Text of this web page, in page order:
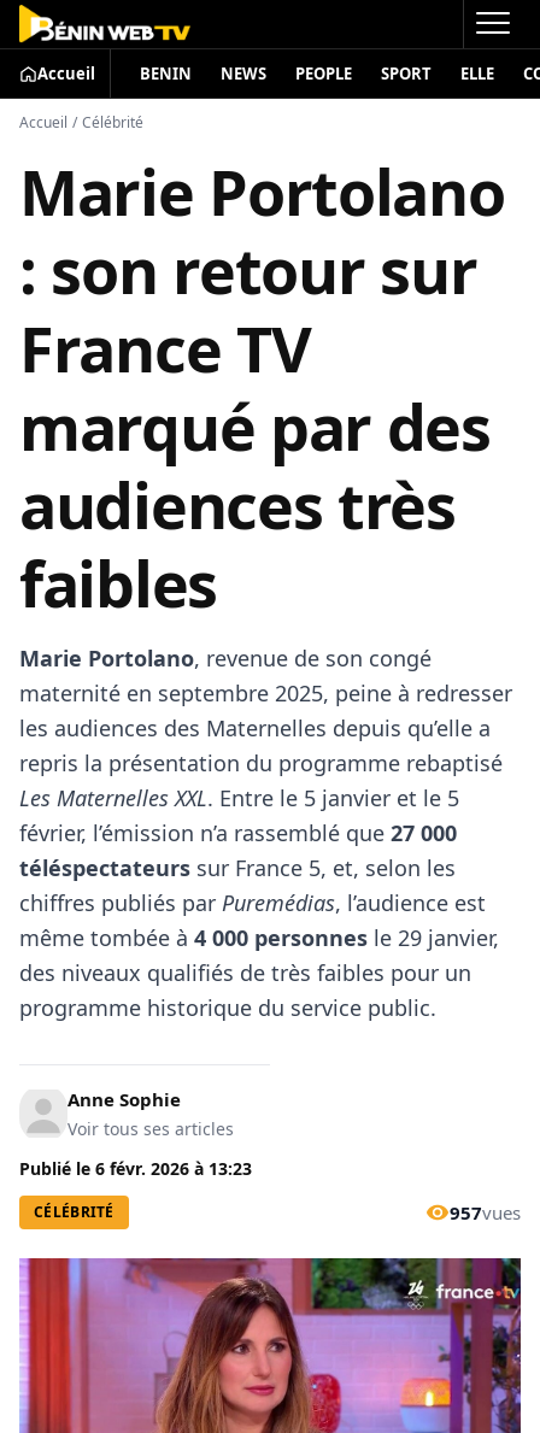
Accueil BENIN NEWS PEOPLE SPORT ELLE
Accueil / Célébrité
Marie Portolano
: son retour sur
France TV
marqué par des
audiences très
faibles
Marie Portolano, revenue de son congé
maternité en septembre 2025, peine à redresser
les audiences des Maternelles depuis qu’elle a
repris la présentation du programme rebaptisé
Les Maternelles XXL. Entre le 5 janvier et le 5
février, l’émission n’a rassemblé que 27 000
téléspectateurs sur France 5, et, selon les
chiffres publiés par Puremédias, l’audience est
même tombée à 4 000 personnes le 29 janvier,
des niveaux qualifiés de très faibles pour un
programme historique du service public.
Anne Sophie
Voir tous ses articles
Publié le 6 févr. 2026 à 13:23
CÉLÉBRITÉ 957vues